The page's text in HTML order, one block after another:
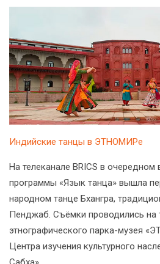
Индийские танцы в ЭТНОМИРе
На телеканале BRICS в очередном
программы «Язык танца» вышла
народном танце Бхангра,
Пенджаб. Съёмки проводились на
этнографического парка-музея
Центра изучения культурного